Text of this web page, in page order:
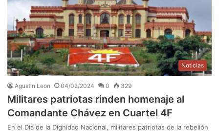
Noticias
Agustin Leon 04/02/2024 0 329
Militares patriotas rinden homenaje al
Comandante Chávez en Cuartel 4F
En el Día de la Dignidad Nacional, militares patriotas de la rebelión